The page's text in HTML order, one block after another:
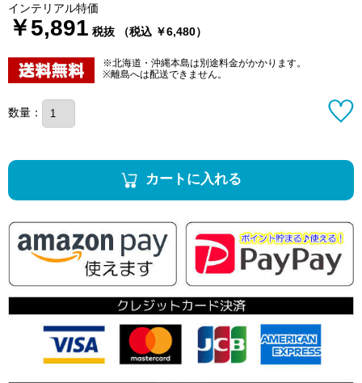
インテリアル特価
￥5,891 税抜 （税込 ￥6,480）
※北海道・沖縄本島は別途料金がかかります。
※離島へは配送できません。
数量：
カートに入れる